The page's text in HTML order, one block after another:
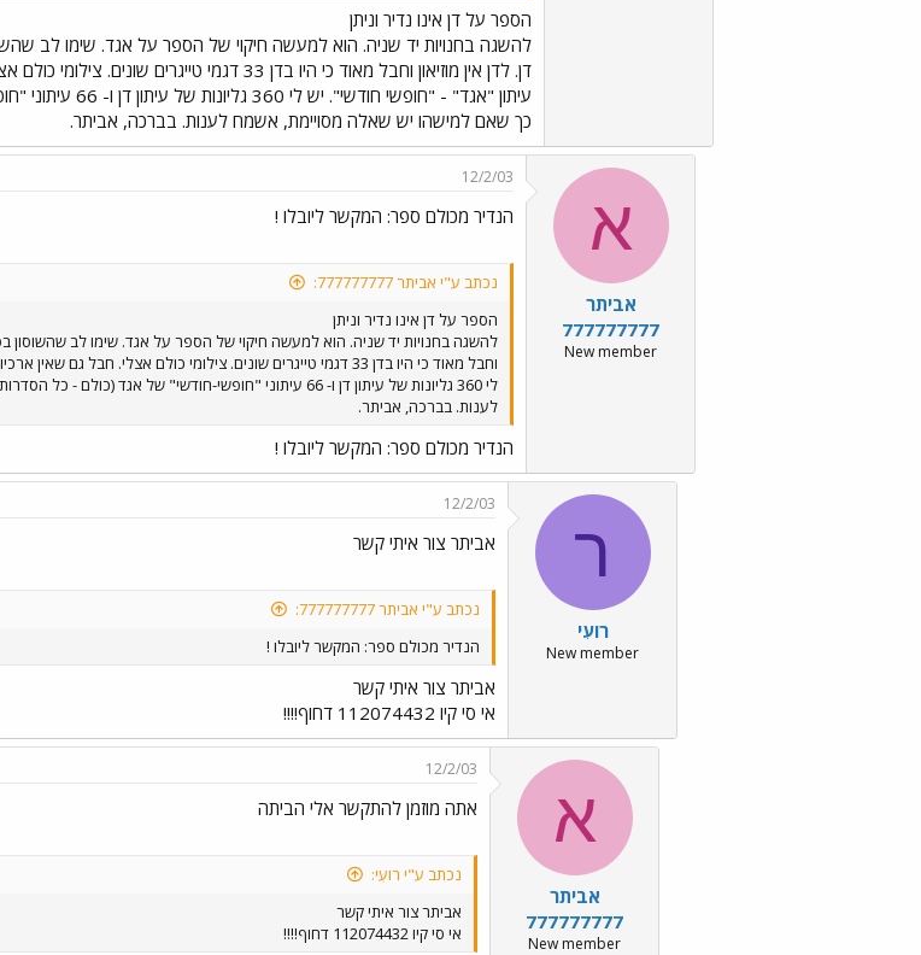
הספר על דן אינו נדיר וניתן
להשגה בחנויות יד שניה. הוא למעשה חיקוי של הספר על אגד. שימו לב
דן. לדן אין מוזיאון וחבל מאוד כי היו בדן 33
עיתון "אגד" -
כך שאם למישהו יש שאלה מסויימת, אשמח לענות. בברכה, אביתר.
א
אביתר
777777777
New member
12/2/03
הנדיר מכולם ספר: המקשר ליובלו !
נכתב ע"י אביתר 777777777:
הספר על דן אינו נדיר וניתן
להשגה בחנויות יד שניה. הוא למעשה חיקוי של הספר על אגד. שימו לב שהשוסון
וחבל מאוד כי היו בדן 33 דגמי טייגרים שונים. צילומי כולם
לי 360 גליונות של עיתון דן ו- 66 עיתוני "חופשי-חודשי"
לענות. בברכה, אביתר.
הנדיר מכולם ספר: המקשר ליובלו !
ר
רועִי
New member
12/2/03
אביתר צור איתי קשר
נכתב ע"י אביתר 777777777:
הנדיר מכולם ספר: המקשר ליובלו !
אביתר צור איתי קשר
אי סי קיו 112074432 דחוף!!!!
א
אביתר
777777777
New member
12/2/03
אתה מוזמן להתקשר אלי הביתה
נכתב ע"י רועִי:
אביתר צור איתי קשר
אי סי קיו 112074432 דחוף!!!!